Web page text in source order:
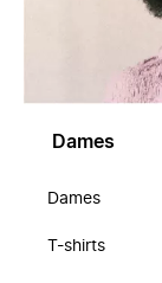
Dames
Dames
T-shirts